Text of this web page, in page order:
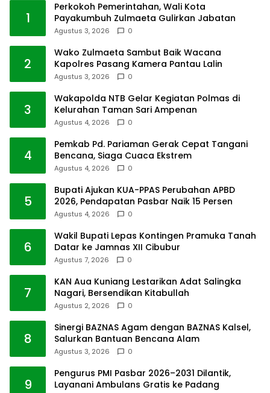
1
Perkokoh Pemerintahan, Wali Kota
Payakumbuh Zulmaeta Gulirkan Jabatan
Agustus 3, 2026 0
2
Wako Zulmaeta Sambut Baik Wacana
Kapolres Pasang Kamera Pantau Lalin
Agustus 3, 2026 0
3
Wakapolda NTB Gelar Kegiatan Polmas di
Kelurahan Taman Sari Ampenan
Agustus 4, 2026 0
4
Pemkab Pd. Pariaman Gerak Cepat Tangani
Bencana, Siaga Cuaca Ekstrem
Agustus 4, 2026 0
5
Bupati Ajukan KUA-PPAS Perubahan APBD
2026, Pendapatan Pasbar Naik 15 Persen
Agustus 4, 2026 0
6
Wakil Bupati Lepas Kontingen Pramuka Tanah
Datar ke Jamnas XII Cibubur
Agustus 7, 2026 0
7
KAN Aua Kuniang Lestarikan Adat Salingka
Nagari, Bersendikan Kitabullah
Agustus 2, 2026 0
8
Sinergi BAZNAS Agam dengan BAZNAS Kalsel,
Salurkan Bantuan Bencana Alam
Agustus 3, 2026 0
9
Pengurus PMI Pasbar 2026–2031 Dilantik,
Layanani Ambulans Gratis ke Padang